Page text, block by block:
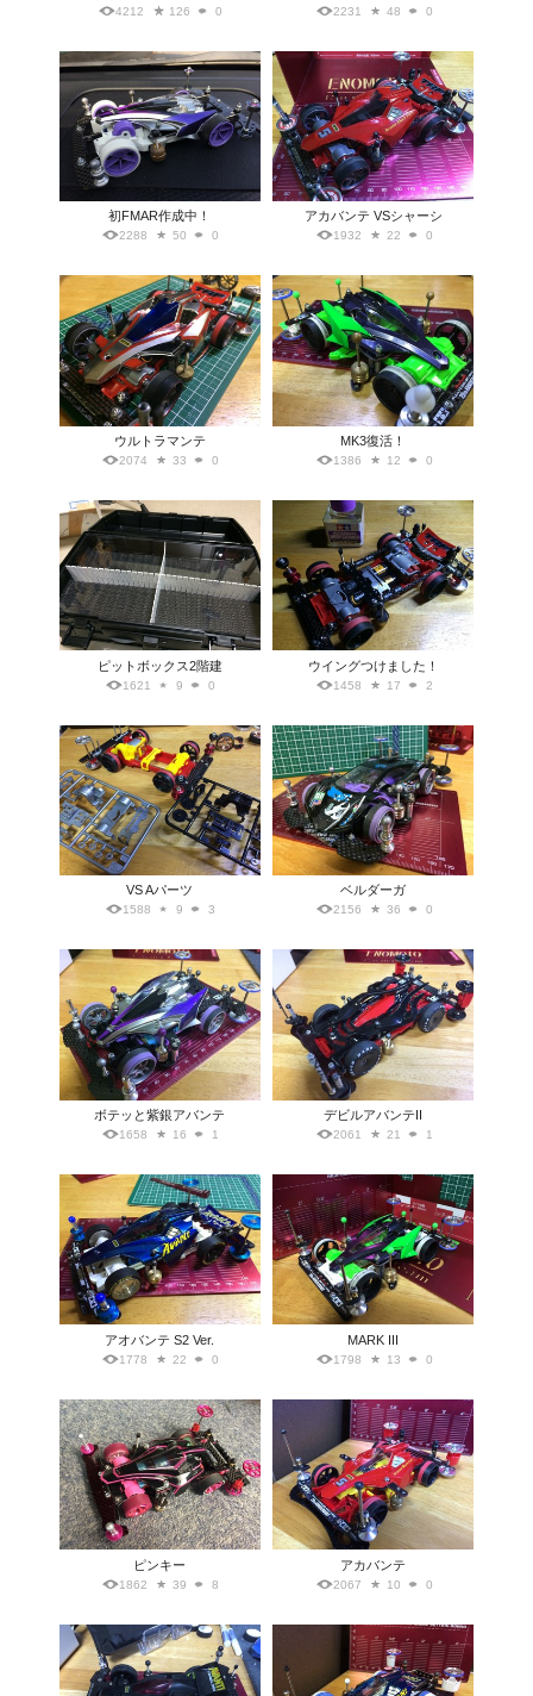
4212 126 0 2231 48 0
初FMAR作成中！
2288 50 0
アカバンテ VSシャーシ
1932 22 0
ウルトラマンテ
2074 33 0
MK3復活！
1386 12 0
ピットボックス2階建
1621 9 0
ウイングつけました！
1458 17 2
VS Aパーツ
1588 9 3
ベルダーガ
2156 36 0
ボテッと紫銀アバンテ
1658 16 1
デビルアバンテII
2061 21 1
アオバンテ S2 Ver.
1778 22 0
MARK III
1798 13 0
ピンキー
1862 39 8
アカバンテ
2067 10 0